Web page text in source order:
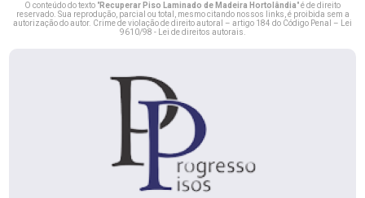
O conteúdo do texto "Recuperar Piso Laminado de Madeira Hortolândia" é de direito
reservado. Sua reprodução, parcial ou total, mesmo citando nossos links, é proibida sem a
autorização do autor. Crime de violação de direito autoral – artigo 184 do Código Penal –
Lei
9610/98 - Lei de direitos autorais